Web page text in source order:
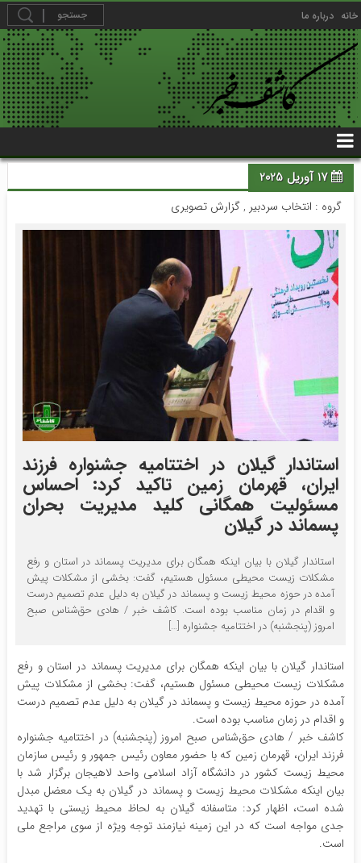
خانه درباره ما
17 آوریل 2025
گروه : انتخاب سردبیر ,گزارش تصویری
استاندار گیلان در اختتامیه جشنواره فرزند
ایران، قهرمان زمین تاکید کرد: احساس
مسئولیت همگانی کلید مدیریت بحران
پسماند در گیلان
استاندار گیلان با بیان اینکه همگان برای مدیریت پسماند در استان و رفع
مشکلات زیست محیطی مسئول هستیم، گفت: بخشی از مشکلات پیش
آمده در حوزه محیط زیست و پسماند در گیلان به دلیل عدم تصمیم درست
و اقدام در زمان مناسب بوده است. کاشف خبر / هادی حق‌شناس صبح
امروز (پنجشنبه) در اختتامیه جشنواره […]
استاندار گیلان با بیان اینکه همگان برای مدیریت پسماند در استان و رفع
مشکلات زیست محیطی مسئول هستیم، گفت: بخشی از مشکلات پیش
آمده در حوزه محیط زیست و پسماند در گیلان به دلیل عدم تصمیم درست
و اقدام در زمان مناسب بوده است.
کاشف خبر / هادی حق‌شناس صبح امروز (پنجشنبه) در اختتامیه جشنواره
فرزند ایران، قهرمان زمین که با حضور معاون رئیس جمهور و رئیس سازمان
محیط زیست کشور در دانشگاه آزاد اسلامی واحد لاهیجان برگزار شد با
بیان اینکه مشکلات محیط زیست و پسماند در گیلان به یک معضل مبدل
شده است، اظهار کرد: متاسفانه گیلان به لحاظ محیط زیستی با تهدید
جدی مواجه است که در این زمینه نیازمند توجه ویژه از سوی مراجع ملی
است.